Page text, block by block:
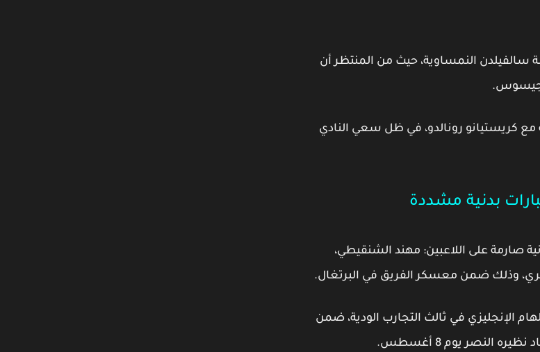
سالفيلدن النمساوية، حيث من المنتظر أن
جيسوس.
مع كريستيانو رونالدو، في ظل سعي النادي
بدنية مشددة
صارمة على اللاعبين: مهند الشنقيطي،
، وذلك ضمن معسكر الفريق في البرتغال.
الإنجليزي في ثالث التجارب الودية، ضمن
النصر يوم 8 أغسطس.